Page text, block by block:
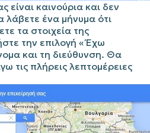
είναι καινούρια και δεν
λάβετε ένα μήνυμα ότι
τα στοιχεία της
την επιλογή « Έχω
και τη διεύθυνση. Θα
τις πλήρεις λεπτομέρειες